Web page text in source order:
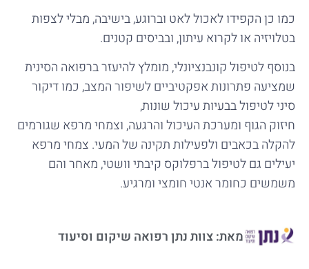
כמו כן הקפידו לאכול לאט וברוגע, בישיבה, מבלי לצפות
בטלויזיה או לקרוא עיתון, ובביסים קטנים.
בנוסף לטיפול קונבנציונלי, מומלץ להיעזר ברפואה הסינית
שמציעה פתרונות אפקטיביים לשיפור המצב, כמו דיקור
סיני לטיפול בבעיות עיכול שונות,
חיזוק הגוף ומערכת העיכול והרגעה, וצמחי מרפא שגורמים
להקלה בכאבים ולפעילות תקינה של המעי. צמחי מרפא
יעילים גם לטיפול ברפלוקס קיבתי וושטי, מאחר והם
משמשים כחומר אנטי חומצי ומרגיע.
מאת: צוות נתן רפואה שיקום וסיעוד